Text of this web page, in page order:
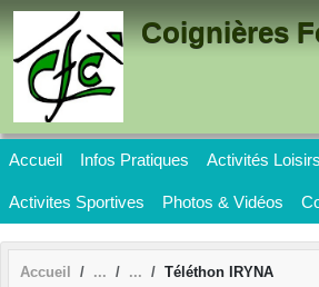
Coignières
Accueil Infos Pratiques Activités Loisirs
Activites Sportives Photos & Vidéos
Accueil Téléthon IRYNA
Panneau de gestion des cookies